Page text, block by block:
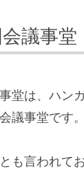
議事堂
堂は、ハン
議事堂です。
とも言われて